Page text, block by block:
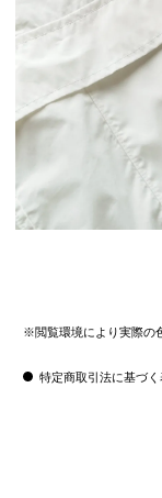
※閲覧環境により実際の
特定商取引法に基づ